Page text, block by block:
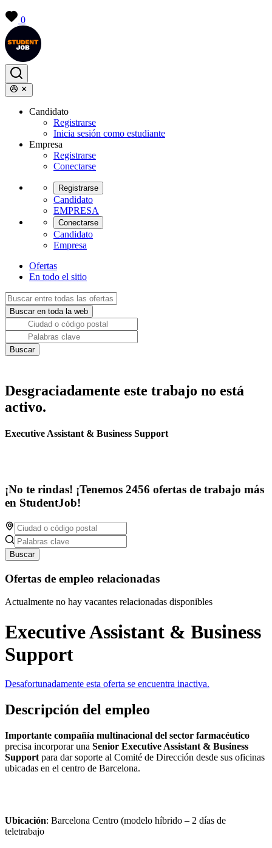
0
Candidato
Registrarse
Inicia sesión como estudiante
Empresa
Registrarse
Conectarse
Registrarse
Candidato
EMPRESA
Conectarse
Candidato
Empresa
Ofertas
En todo el sitio
Desgraciadamente este trabajo no está
activo.
Executive Assistant & Business Support
¡No te rindas! ¡Tenemos 2456 ofertas de trabajo más
en StudentJob!
Buscar
Ofertas de empleo relacionadas
Actualmente no hay vacantes relacionadas disponibles
Executive Assistant & Business
Support
Desafortunadamente esta oferta se encuentra inactiva.
Descripción del empleo
Importante compañía multinacional del sector farmacéutico
precisa incorporar una Senior Executive Assistant & Business
Support para dar soporte al Comité de Dirección desde sus oficinas
ubicadas en el centro de Barcelona.
Ubicación: Barcelona Centro (modelo híbrido – 2 días de
teletrabajo